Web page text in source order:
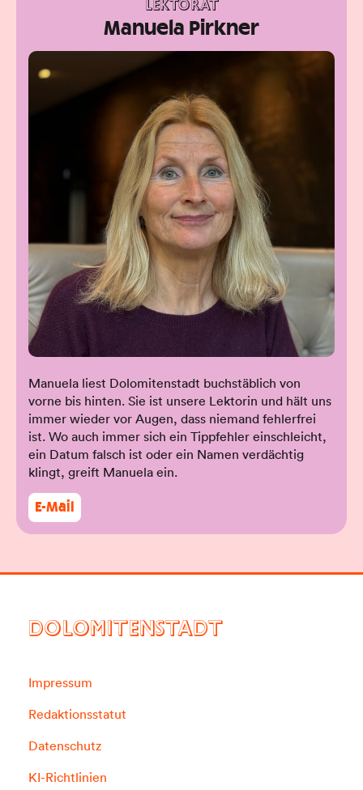
LEKTORAT
Manuela Pirkner
Manuela liest Dolomitenstadt buchstäblich von
vorne bis hinten. Sie ist unsere Lektorin und hält uns
immer wieder vor Augen, dass niemand fehlerfrei
ist. Wo auch immer sich ein Tippfehler einschleicht,
ein Datum falsch ist oder ein Namen verdächtig
klingt, greift Manuela ein.
E-Mail
DOLOMITENSTADT
Impressum
Redaktionsstatut
Datenschutz
KI-Richtlinien